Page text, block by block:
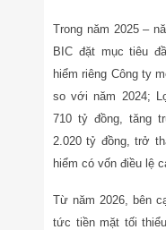
Trong năm 2025 –
BIC đặt mục tiêu
hiểm riêng Công ty
so với năm 2024;
710 tỷ đồng, tăng
2.020 tỷ đồng, trở
hiểm có vốn điều lệ
Từ năm 2026, bên
tức tiền mặt tối